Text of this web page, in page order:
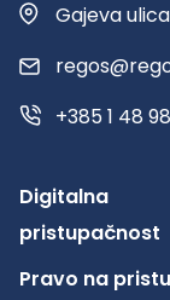
Gajeva
+385 1 48
Digitalna
pristupačnost
Pravo na